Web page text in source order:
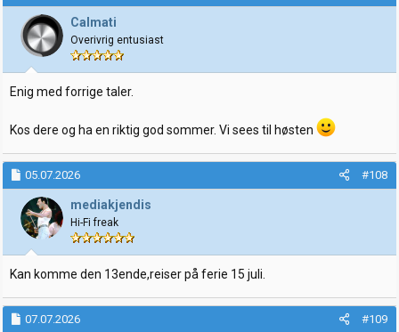
j
o
n
e
r
:
Calmati
Overivrig entusiast
Enig med forrige taler.
Kos dere og ha en riktig god sommer. Vi sees til høsten
05.07.2026 #108
mediakjendis
Hi-Fi freak
Kan komme den 13ende,reiser på ferie 15 juli.
07.07.2026 #109